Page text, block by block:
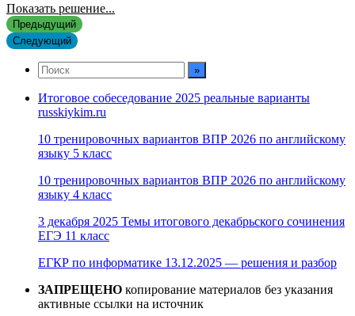
Показать решение...
Предыдущий
Следующий
Итоговое собеседование 2025 реальные варианты
russkiykim.ru
10 тренировочных вариантов ВПР 2026 по английскому
языку 5 класс
10 тренировочных вариантов ВПР 2026 по английскому
языку 4 класс
3 декабря 2025 Темы итогового декабрьского сочинения
ЕГЭ 11 класс
ЕГКР по информатике 13.12.2025 — решения и разбор
ЗАПРЕЩЕНО копирование материалов без указания
активные ссылки на источник